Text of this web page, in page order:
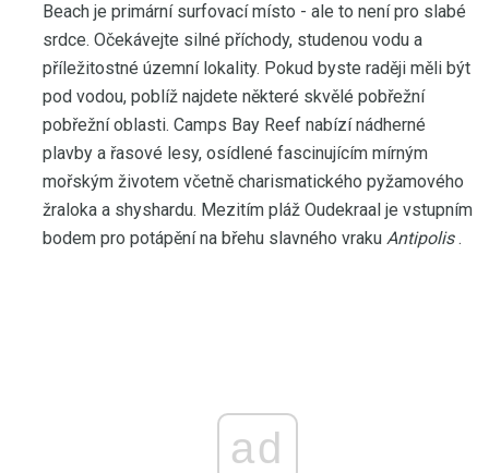
Beach je primární surfovací místo - ale to není pro slabé
srdce. Očekávejte silné příchody, studenou vodu a
příležitostné územní lokality. Pokud byste raději měli být
pod vodou, poblíž najdete některé skvělé pobřežní
pobřežní oblasti. Camps Bay Reef nabízí nádherné
plavby a řasové lesy, osídlené fascinujícím mírným
mořským životem včetně charismatického pyžamového
žraloka a shyshardu. Mezitím pláž Oudekraal je vstupním
bodem pro potápění na břehu slavného vraku Antipolis.
ad